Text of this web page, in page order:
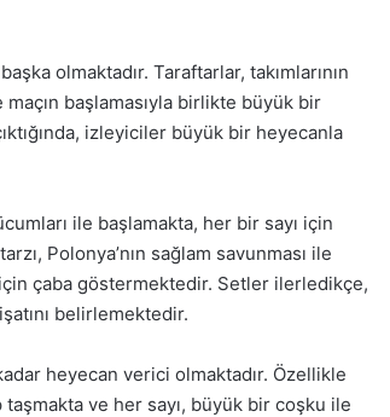
olmaktadır. Taraftarlar, takımlarının
başlamasıyla birlikte büyük bir
izleyiciler büyük bir heyecanla
ile başlamakta, her bir sayı için
Polonya’nın sağlam savunması ile
çaba göstermektedir. Setler ilerledikçe,
belirlemektedir.
heyecan verici olmaktadır. Özellikle
ve her sayı, büyük bir coşku ile